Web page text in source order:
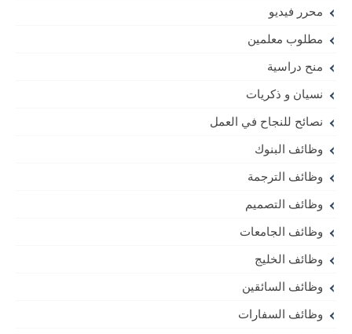
محرر فيديو
مطلوب معلمين
منح دراسية
نسيان و ذكريات
نصائح للنجاح في العمل
وظائف البنوك
وظائف الترجمة
وظائف التصميم
وظائف الجامعات
وظائف الخليج
وظائف السائقين
وظائف السفارات